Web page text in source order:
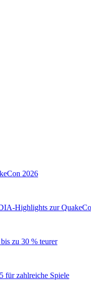
2026
Highlights zur
zu 30 % teurer
für zahlreiche Spiele